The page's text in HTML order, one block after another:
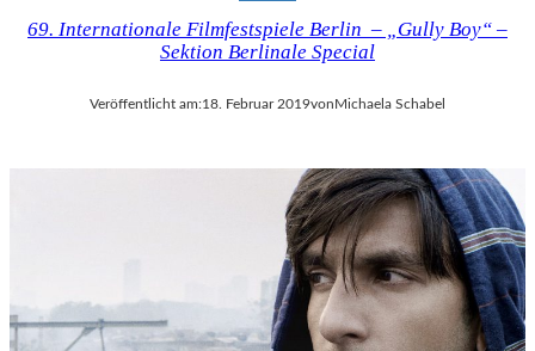
69. Internationale Filmfestspiele Berlin – „Gully Boy“ –
Sektion Berlinale Special
Veröffentlicht am:18. Februar 2019vonMichaela Schabel